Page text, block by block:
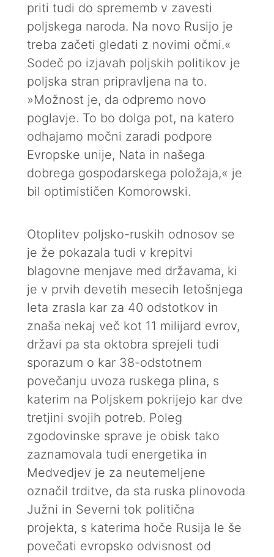
priti tudi do sprememb v zavesti
poljskega naroda. Na novo Rusijo je
treba začeti gledati z novimi očmi.«
Sodeč po izjavah poljskih politikov je
poljska stran pripravljena na to.
»Možnost je, da odpremo novo
poglavje. To bo dolga pot, na katero
odhajamo močni zaradi podpore
Evropske unije, Nata in našega
dobrega gospodarskega položaja,« je
bil optimističen Komorowski.
Otoplitev poljsko-ruskih odnosov se
je že pokazala tudi v krepitvi
blagovne menjave med državama, ki
je v prvih devetih mesecih letošnjega
leta zrasla kar za 40 odstotkov in
znaša nekaj več kot 11 milijard evrov,
državi pa sta oktobra sprejeli tudi
sporazum o kar 38-odstotnem
povečanju uvoza ruskega plina, s
katerim na Poljskem pokrijejo kar dve
tretjini svojih potreb. Poleg
zgodovinske sprave je obisk tako
zaznamovala tudi energetika in
Medvedjev je za neutemeljene
označil trditve, da sta ruska plinovoda
Južni in Severni tok politična
projekta, s katerima hoče Rusija le še
povečati evropsko odvisnost od